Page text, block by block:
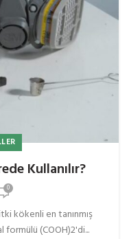
Kullanılır?
0
kökenli en tanınmış
formülü (COOH)2'di...